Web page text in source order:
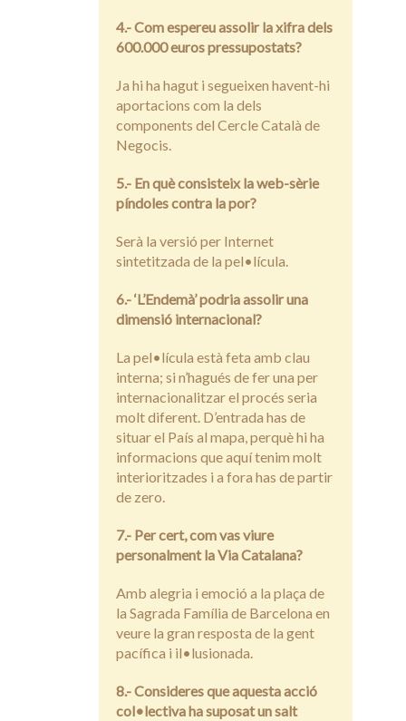
4.- Com espereu assolir la xifra dels
600.000 euros pressupostats?
Ja hi ha hagut i segueixen havent-hi
aportacions com la dels
components del Cercle Català de
Negocis.
5.- En què consisteix la web-sèrie
píndoles contra la por?
Serà la versió per Internet
sintetitzada de la pel•lícula.
6.- ‘L’Endemà’ podria assolir una
dimensió internacional?
La pel•lícula està feta amb clau
interna; si n’hagués de fer una per
internacionalitzar el procés seria
molt diferent. D’entrada has de
situar el País al mapa, perquè hi ha
informacions que aquí tenim molt
interioritzades i a fora has de partir
de zero.
7.- Per cert, com vas viure
personalment la Via Catalana?
Amb alegria i emoció a la plaça de
la Sagrada Família de Barcelona en
veure la gran resposta de la gent
pacífica i il•lusionada.
8.- Consideres que aquesta acció
col•lectiva ha suposat un salt